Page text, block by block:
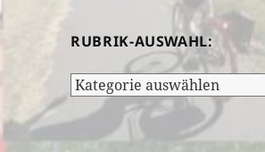
RUBRIK-AUSWAHL:
Rubrik-
Auswahl: